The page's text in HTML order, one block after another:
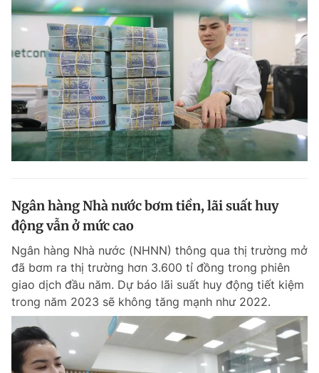
Ngân hàng Nhà nước bơm tiền, lãi suất huy
động vẫn ở mức cao
Ngân hàng Nhà nước (NHNN) thông qua thị trường mở
đã bơm ra thị trường hơn 3.600 tỉ đồng trong phiên
giao dịch đầu năm. Dự báo lãi suất huy động tiết kiệm
trong năm 2023 sẽ không tăng mạnh như 2022.